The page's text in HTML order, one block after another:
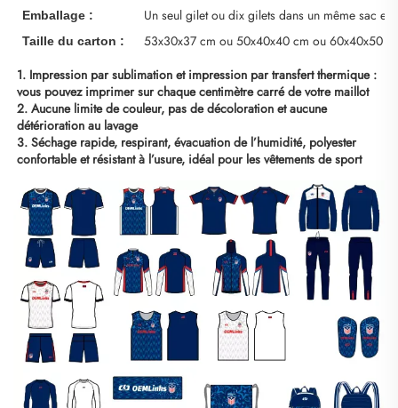
Emballage : Un seul gilet ou dix gilets dans un même sac en
Taille du carton :
53x30x37 cm ou 50x40x40 cm ou 60x40x50
1. Impression par sublimation et impression par transfert thermique :
vous pouvez imprimer sur chaque centimètre carré de votre maillot
2. Aucune limite de couleur, pas de décoloration et aucune
détérioration au lavage
3. Séchage rapide, respirant, évacuation de l’humidité, polyester
confortable et résistant à l’usure, idéal pour les vêtements de sport